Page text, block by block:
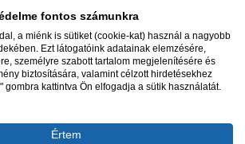
87052/2015.
+36 1 700 3500
fontos számunkra
a miénk is sütiket (cookie-kat) használ a nagyobb
Ezt látogatóink adatainak elemzésére,
személyre szabott tartalom megjelenítésére és
biztosítására, valamint célzott hirdetésekhez
gombra kattintva Ön elfogadja a sütik használatát.
Értem